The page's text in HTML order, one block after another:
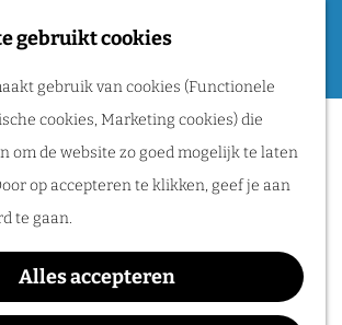
gebruikt cookies
gebruik van cookies (Functionele
cookies, Marketing cookies) die
om de website zo goed mogelijk te laten
op accepteren te klikken, geef je aan
te gaan.
Alles accepteren
Routes
Wandelen
Fietsen
Routeplanner
Natuurgebieden
in het Rijk van
deze activiteit is niet meer
Bekijk hetactuele aanbodvoor
beschikbare opties.
UADA